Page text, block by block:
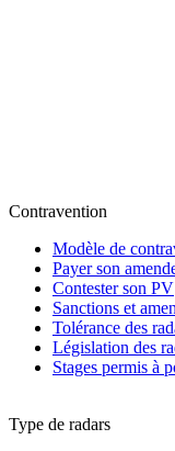
Contravention
Modèle de
Payer son
Contester son PV
Sanctions et
Tolérance des
Législation des
Stages permis à
Type de radars